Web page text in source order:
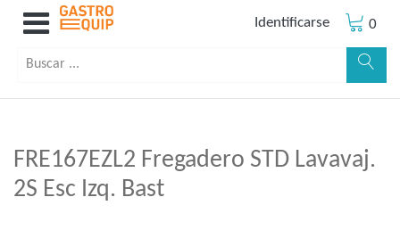
Identificarse 0
FRE167EZL2 Fregadero STD Lavavaj.
2S Esc Izq. Bast